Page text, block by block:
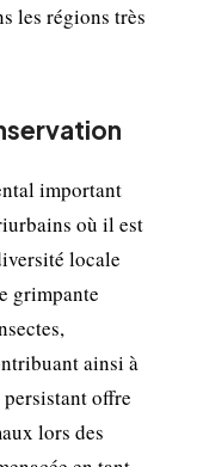
les régions très
important
où il est
locale
grimpante
ainsi à
offre
lors des